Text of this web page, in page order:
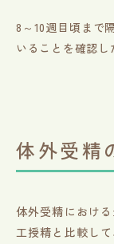
8～10週目頃まで
いることを確認し
体外受精
体外受精におけ
工授精と比較し